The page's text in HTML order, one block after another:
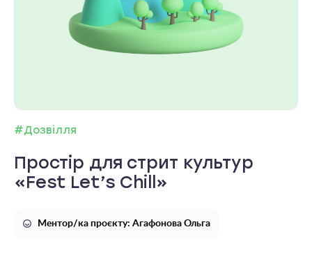
#Дозвілля
Простір для стрит культур
«Fest Let’s Chill»
Ментор/ка проєкту: Агафонова Ольга